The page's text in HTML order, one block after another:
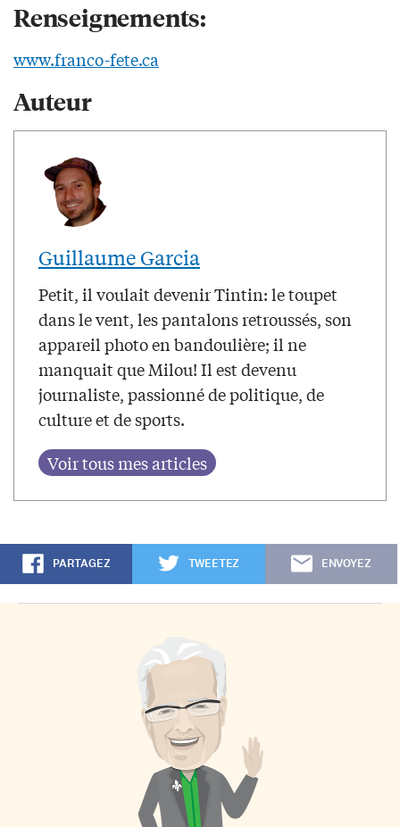
Renseignements:
www.franco-fete.ca
Auteur
Guillaume Garcia
Petit, il voulait devenir Tintin: le toupet
dans le vent, les pantalons retroussés, son
appareil photo en bandoulière; il ne
manquait que Milou! Il est devenu
journaliste, passionné de politique, de
culture et de sports.
PARTAGEZ TWEETEZ ENVOYEZ